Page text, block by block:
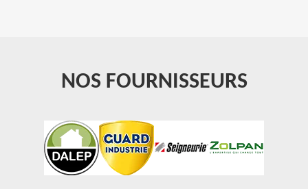
NOS FOURNISSEURS